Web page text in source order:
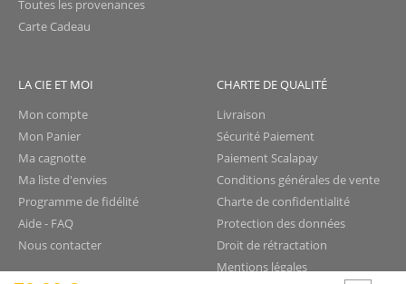
Toutes les provenances
Carte Cadeau
LA CIE ET MOI
Mon compte
Mon Panier
Ma cagnotte
Ma liste d'envies
Programme de fidélité
Aide - FAQ
Nous contacter
CHARTE DE QUALITÉ
Livraison
Sécurité Paiement
Paiement Scalapay
Conditions générales de vente
Charte de confidentialité
Protection des données
Droit de rétractation
Mentions légales